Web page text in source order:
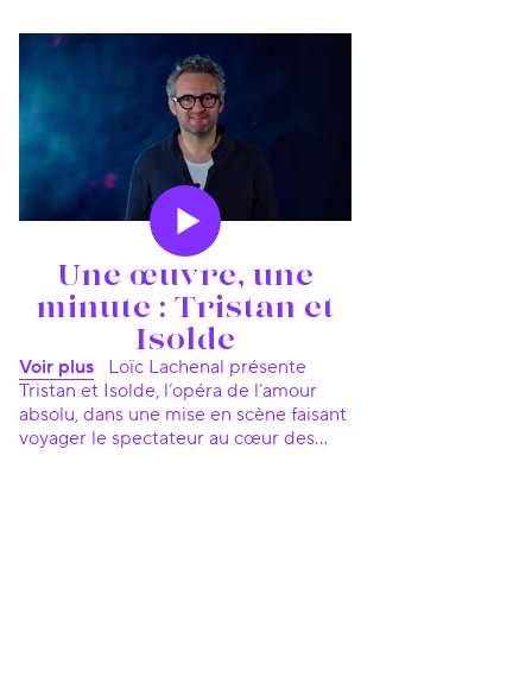
Le Magazine
Une œuvre, une
minute : Tristan et
Isolde
Voir plus
Tristan et Isolde, l’opéra de l’amour
absolu, dans une mise en scène faisant
voyager le spectateur au cœur des